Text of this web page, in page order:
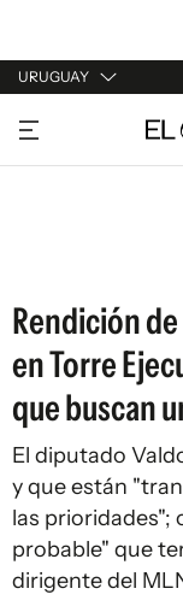
URUGUAY
URUGUAY
ARGENTINA
Rendición
en Torre
que buscan
El diputado
y que están
las prioridades";
probable" que
dirigente del